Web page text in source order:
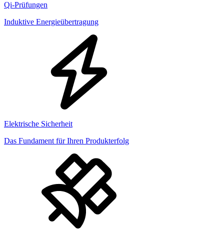
Qi-Prüfungen
Induktive Energieübertragung
Elektrische Sicherheit
Das Fundament für Ihren Produkterfolg